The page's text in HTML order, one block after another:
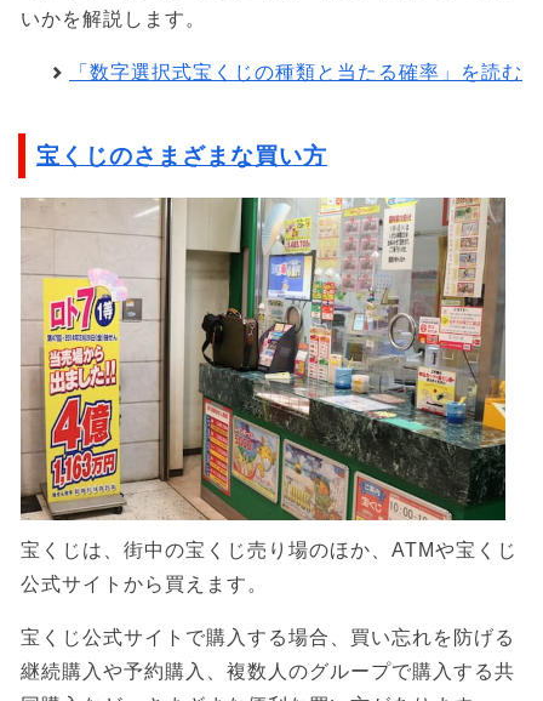
いかを解説します。
「数字選択式宝くじの種類と当たる確率」を読む
宝くじのさまざまな買い方
宝くじは、街中の宝くじ売り場のほか、ATMや宝くじ
公式サイトから買えます。
宝くじ公式サイトで購入する場合、買い忘れを防げる
継続購入や予約購入、複数人のグループで購入する共